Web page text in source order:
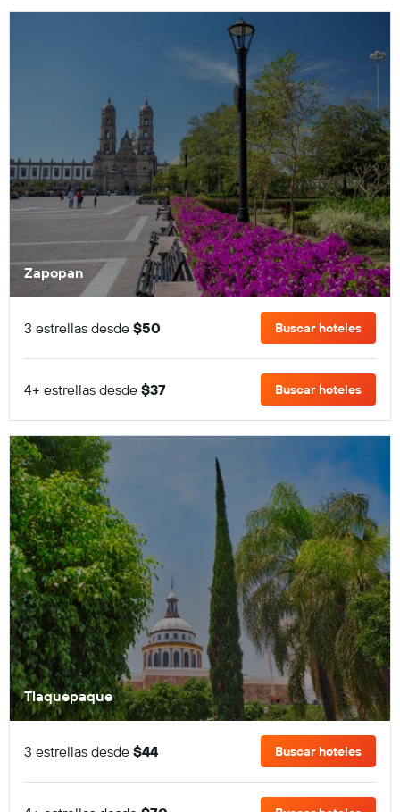
Zapopan
3 estrellas desde $50 Buscar hoteles
4+ estrellas desde $37 Buscar hoteles
Tlaquepaque
3 estrellas desde $44 Buscar hoteles